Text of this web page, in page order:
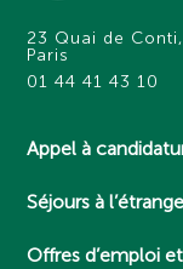
23 Quai de
Paris
01 44 41 43 10
Appel à
Séjours à
Offres d’emploi